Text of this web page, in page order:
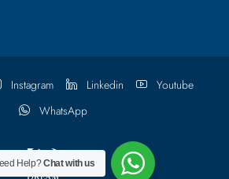
Instagram Linkedin
Youtube
WhatsApp
Help?Chat with us